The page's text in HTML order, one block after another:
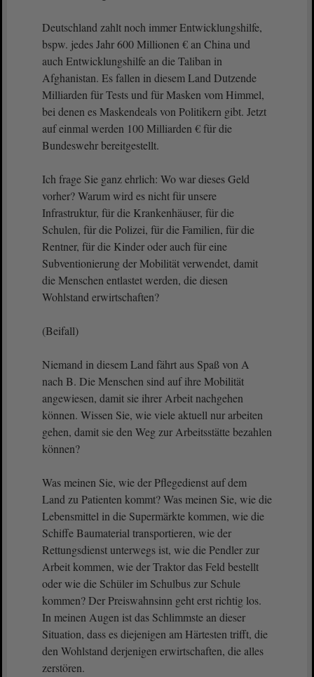
Deutschland zahlt noch immer Entwicklungshilfe,
bspw. jedes Jahr 600 Millionen € an China und
auch Entwicklungshilfe an die Taliban in
Afghanistan. Es fallen in diesem Land Dutzende
Milliarden für Tests und für Masken vom Himmel,
bei denen es Maskendeals von Politikern gibt. Jetzt
auf einmal werden 100 Milliarden € für die
Bundeswehr bereitgestellt.
Ich frage Sie ganz ehrlich: Wo war dieses Geld
vorher? Warum wird es nicht für unsere
Infrastruktur, für die Krankenhäuser, für die
Schulen, für die Polizei, für die Familien, für die
Rentner, für die Kinder oder auch für eine
Subventionierung der Mobilität verwendet, damit
die Menschen entlastet werden, die diesen
Wohlstand erwirtschaften?
(Beifall)
Niemand in diesem Land fährt aus Spaß von A
nach B. Die Menschen sind auf ihre Mobilität
angewiesen, damit sie ihrer Arbeit nachgehen
können. Wissen Sie, wie viele aktuell nur arbeiten
gehen, damit sie den Weg zur Arbeitsstätte bezahlen
können?
Was meinen Sie, wie der Pflegedienst auf dem
Land zu Patienten kommt? Was meinen Sie, wie die
Lebensmittel in die Supermärkte kommen, wie die
Schiffe Baumaterial transportieren, wie der
Rettungsdienst unterwegs ist, wie die Pendler zur
Arbeit kommen, wie der Traktor das Feld bestellt
oder wie die Schüler im Schulbus zur Schule
kommen? Der Preiswahnsinn geht erst richtig los.
In meinen Augen ist das Schlimmste an dieser
Situation, dass es diejenigen am Härtesten trifft, die
den Wohlstand derjenigen erwirtschaften, die alles
zerstören.